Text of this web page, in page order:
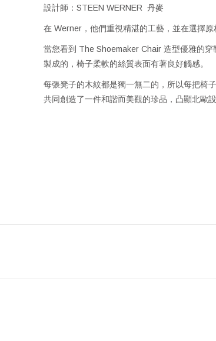
設計師：STEEN WERNER 丹麥
在 Werner，他們重視精湛的工藝，並在選擇原
當您看到 The Shoemaker Chair 造型優雅的
製成的，椅子柔軟的絲質表面有著良好觸感。
每張凳子的木紋都是獨一無二的，所以每把椅
共同創造了一件和諧而美觀的珍品，凸顯北歐設